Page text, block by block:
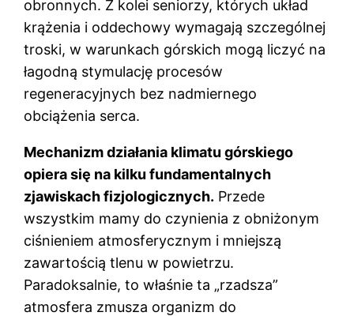
obronnych. Z kolei seniorzy, których układ
krążenia i oddechowy wymagają szczególnej
troski, w warunkach górskich mogą liczyć na
łagodną stymulację procesów
regeneracyjnych bez nadmiernego
obciążenia serca.
Mechanizm działania klimatu górskiego
opiera się na kilku fundamentalnych
zjawiskach fizjologicznych. Przede
wszystkim mamy do czynienia z obniżonym
ciśnieniem atmosferycznym i mniejszą
zawartością tlenu w powietrzu.
Paradoksalnie, to właśnie ta „rzadsza”
atmosfera zmusza organizm do